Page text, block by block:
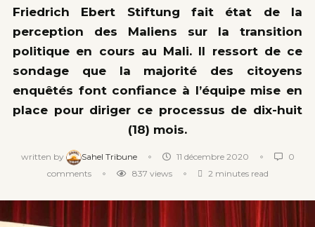
Friedrich Ebert Stiftung fait état de la
perception des Maliens sur la transition
politique en cours au Mali. Il ressort de ce
sondage que la majorité des citoyens
enquêtés font confiance à l’équipe mise en
place pour diriger ce processus de dix-huit
(18) mois.
written by Sahel Tribune 11 décembre 2020
0
comments
837 views 2 minutes read